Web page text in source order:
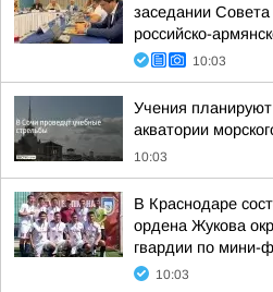
заседании
российско-
10:03
Учения планируют
акватории
10:03
В Краснодаре
ордена Жукова
гвардии по мини-
10:03